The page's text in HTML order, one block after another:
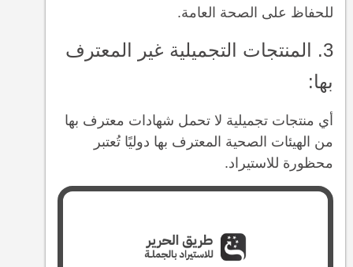
للحفاظ على الصحة العامة.
3. المنتجات التجميلية غير المعترف
بها:
أي منتجات تجميلية لا تحمل شهادات معترف بها
من الهيئات الصحية المعترف بها دوليًا تُعتبر
محظورة للاستيراد.